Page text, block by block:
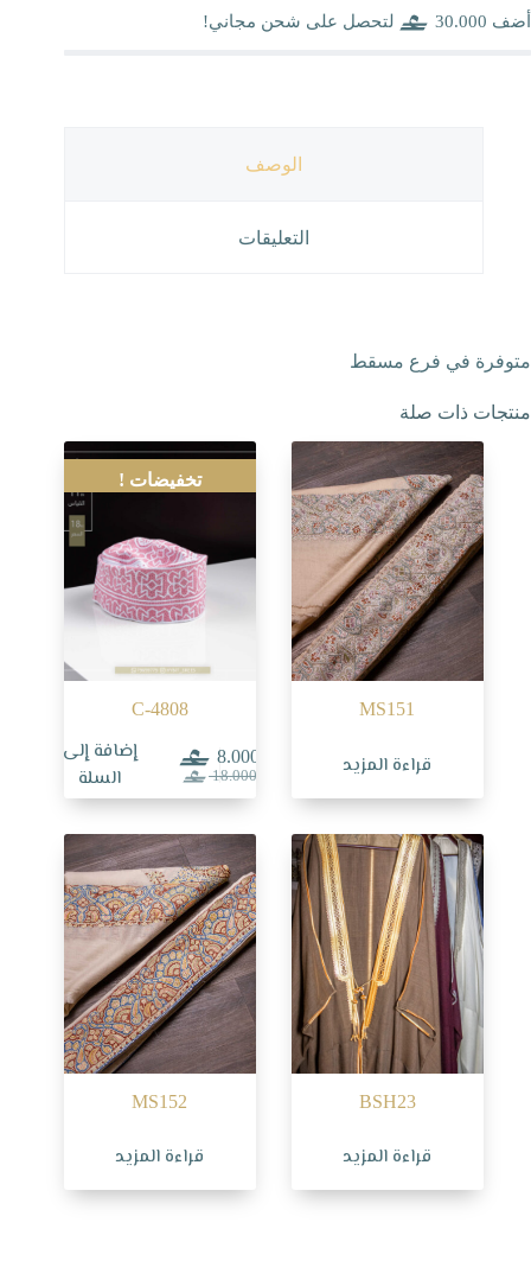
أضف 30.000 لتحصل على شحن مجاني!
الوصف
التعليقات
متوفرة في فرع مسقط
منتجات ذات صلة
MS151
قراءة المزيد
تخفيضات !
C-4808
18.000السعر
الأصلي
8.000
السعر
الحالي
إضافة إلى
السلة
BSH23
قراءة المزيد
MS152
قراءة المزيد